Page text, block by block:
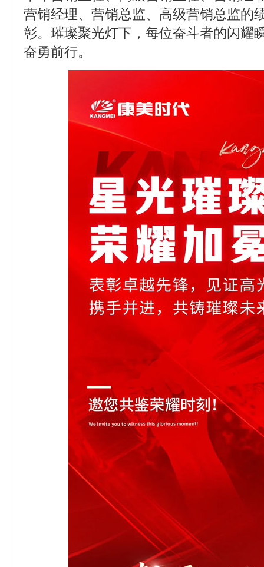
营销经理、营销总监、高级营销总监的
彰。璀璨聚光灯下，每位奋斗者的闪耀
奋勇前行。